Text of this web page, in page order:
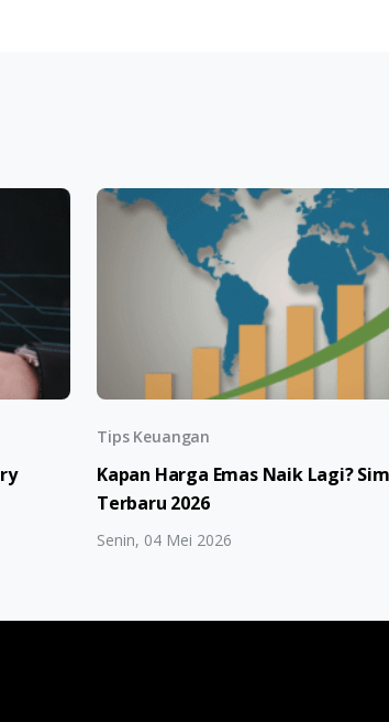
Tips Keuangan
Kapan Harga Emas Naik Lagi?
Terbaru 2026
Senin, 04 Mei 2026